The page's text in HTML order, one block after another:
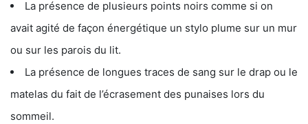
La présence de plusieurs points noirs comme si on
avait agité de façon énergétique un stylo plume sur un mur
ou sur les parois du lit.
La présence de longues traces de sang sur le drap ou le
matelas du fait de l’écrasement des punaises lors du
sommeil.